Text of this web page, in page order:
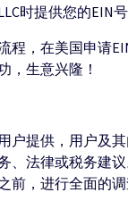
时提供您的EIN
程，在美国申请
，生意兴隆！
户提供，用户及
、法律或税务建
前，进行全面的